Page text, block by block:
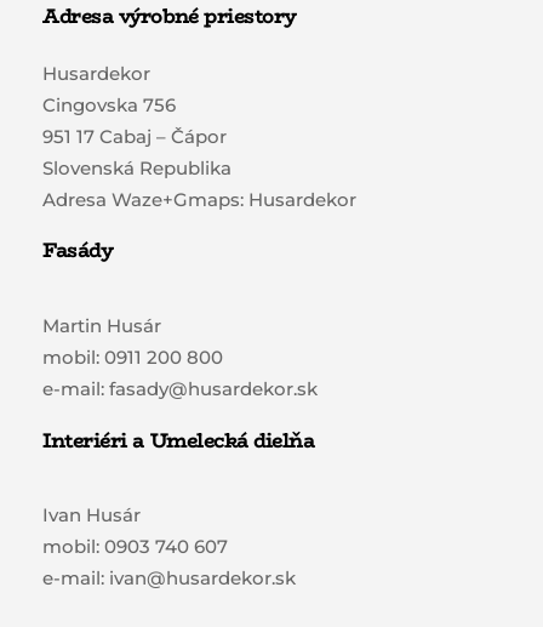
Adresa výrobné priestory
Husardekor
Cingovska 756
951 17 Cabaj – Čápor
Slovenská Republika
Adresa Waze+Gmaps: Husardekor
Fasády
Martin Husár
mobil: 0911 200 800
e-mail: fasady@husardekor.sk
Interiéri a Umelecká dielňa
Ivan Husár
mobil: 0903 740 607
e-mail: ivan@husardekor.sk